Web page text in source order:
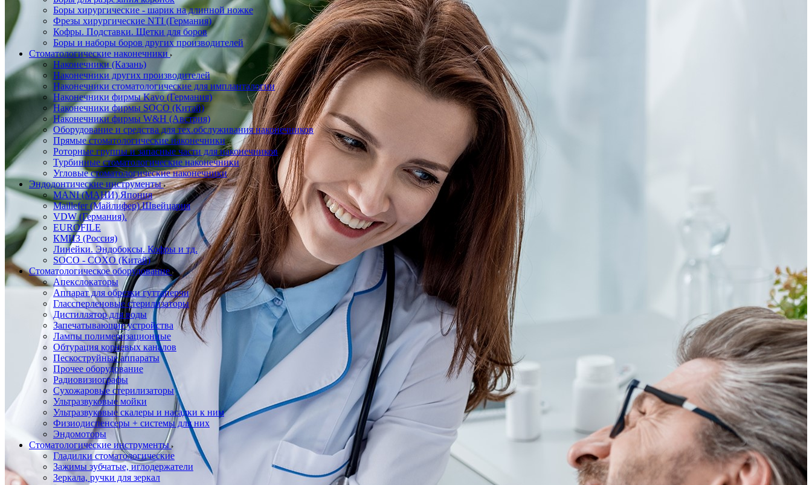
Боры хирургические - шарик на длинной ножке
Фрезы хирургические NTI (Германия)
Кофры. Подставки. Щетки для боров
Боры и наборы боров других производителей
Стоматологические наконечники
Наконечники (Казань)
Наконечники других производителей
Наконечники стоматологические для импланталогии
Наконечники фирмы Kavo (Германия)
Наконечники фирмы SOCO (Китай)
Наконечники фирмы W&H (Австрия)
Оборудование и средства для тех.обслуживания наконечников
Прямые стоматологические наконечники
Роторные группы и запасные части для наконечников
Турбинные стоматологические наконечники
Угловые стоматологические наконечники
Эндодонтические инструменты
MANI (МАНИ) Япония
Maillefer (Майлифер) Швейцария
VDW (Германия).
EUROFILE
КМИЗ (Россия)
Линейки. Эндобоксы. Кофры и тд.
SOCO - COXO (Китай)
Стоматологическое оборудование
Апекслокаторы
Аппарат для обрезки гуттаперчи
Глассперленовые стерилизаторы
Дистиллятор для воды
Запечатывающие устройства
Лампы полимеризационные
Обтурация корневых каналов
Пескоструйные аппараты
Прочее оборудование
Радиовизиографы
Сухожаровые стерилизаторы
Ультразвуковые мойки
Ультразвуковые скалеры и насадки к ним
Физиодиспенсеры + системы для них
Эндомоторы
Стоматологические инструменты
Гладилки стоматологические
Зажимы зубчатые, иглодержатели
Зеркала, ручки для зеркал